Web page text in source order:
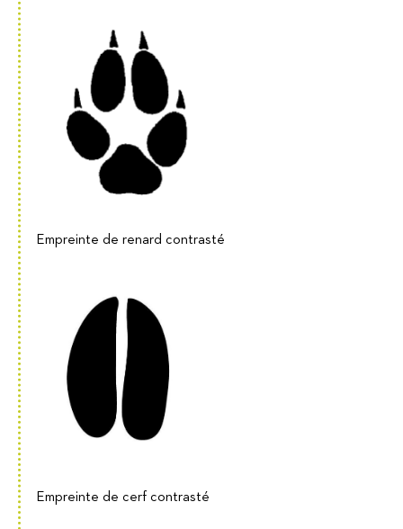
Empreinte de renard contrasté
Empreinte de cerf contrasté